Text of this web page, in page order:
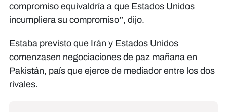
compromiso equivaldría a que Estados Unidos
incumpliera su compromiso”, dijo.
Estaba previsto que Irán y Estados Unidos
comenzasen negociaciones de paz mañana en
Pakistán, país que ejerce de mediador entre los dos
rivales.